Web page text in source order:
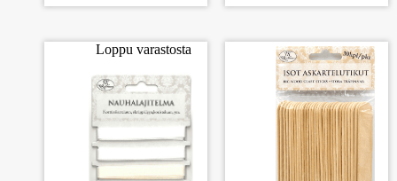
Loppu varastosta